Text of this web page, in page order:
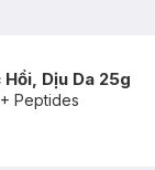
Dịu Da 25g
Peptides